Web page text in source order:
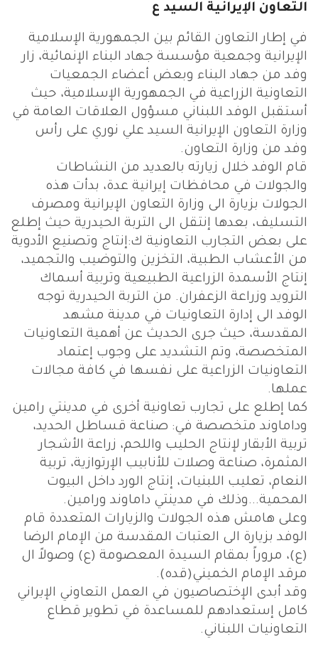
التعاون الإيرانية السيد ع
في إطار التعاون القائم بين الجمهورية الإسلامية
الإيرانية وجمعية مؤسسة جهاد البناء الإنمائية، زار
وفد من جهاد البناء وبعض أعضاء الجمعيات
التعاونية الزراعية في الجمهورية الإسلامية، حيث
أستقبل الوفد اللبناني مسؤول العلاقات العامة في
وزارة التعاون الإيرانية السيد علي نوري على رأس
وفد من وزارة التعاون.
قام الوفد خلال زيارته بالعديد من النشاطات
والجولات في محافظات إيرانية عدة، بدأت هذه
الجولات بزيارة الى وزارة التعاون الإيرانية ومصرف
التسليف، بعدها إنتقل الى التربة الحيدرية حيث إطلع
على بعض التجارب التعاونية ك:إنتاج وتصنيع الأدوية
من الأعشاب الطبية، التخزين والتوضيب والتجميد،
إنتاج الأسمدة الزراعية الطبيعية وتربية أسماك
الترويد وزراعة الزعفران. من التربة الحيدرية توجه
الوفد الى إدارة التعاونيات في مدينة مشهد
المقدسة، حيث جرى الحديث عن أهمية التعاونيات
المتخصصة، وتم التشديد على وجوب إعتماد
التعاونيات الزراعية على نفسها في كافة مجالات
عملها.
كما إطلع على تجارب تعاونية أخرى في مدينتي رامين
وداماوند متخصصة في: صناعة قساطل الحديد،
تربية الأبقار لإنتاج الحليب واللحم، زراعة الأشجار
المثمرة، صناعة وصلات للأنابيب الإرتوازية، تربية
النعام، تعليب اللبنيات، إنتاج الورد داخل البيوت
المحمية...وذلك في مدينتي داماوند ورامين.
وعلى هامش هذه الجولات والزيارات المتعددة قام
الوفد بزيارة الى العتبات المقدسة من الإمام الرضا
(ع)، مروراً بمقام السيدة المعصومة (ع) وصولاً ال
مرقد الإمام الخميني(قده).
وقد أبدى الإختصاصيون في العمل التعاوني الإيراني
كامل إستعدادهم للمساعدة في تطوير قطاع
التعاونيات اللبناني.